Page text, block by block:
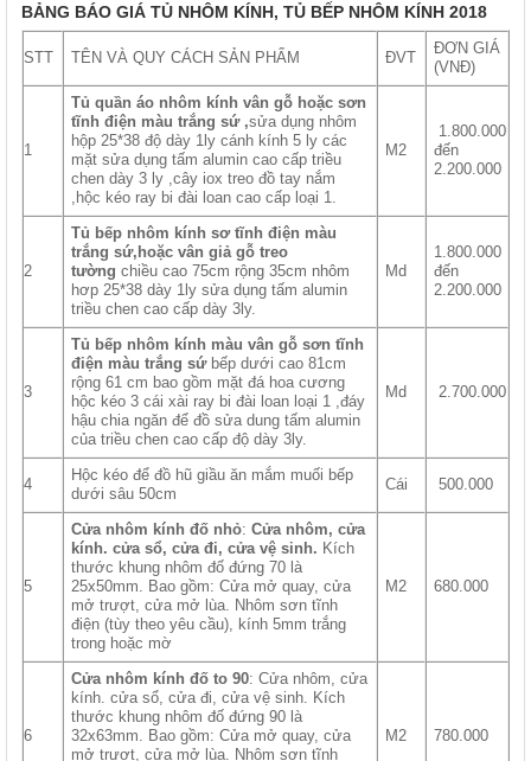
BẢNG BÁO GIÁ TỦ NHÔM KÍNH, TỦ BẾP NHÔM KÍNH 2018
STT TÊN VÀ QUY CÁCH SẢN PHẨM ĐVT
ĐƠN GIÁ
(VNĐ)
1
Tủ quần áo nhôm kính vân gỗ hoặc sơn
tĩnh điện màu trắng sứ ,sửa dụng nhôm
hộp 25*38 độ dày 1ly cánh kính 5 ly các
mặt sửa dụng tấm alumin cao cấp triều
chen dày 3 ly ,cây iox treo đồ tay nắm
,hộc kéo ray bi đài loan cao cấp loại 1.
M2
1.800.000
đến
2.200.000
2
Tủ bếp nhôm kính sơ tĩnh điện màu
trắng sứ,hoặc vân giả gỗ treo
tườngchiều cao 75cm rộng 35cm nhôm
hơp 25*38 dày 1ly sửa dụng tấm alumin
triều chen cao cấp dày 3ly.
Md
1.800.000
đến
2.200.000
3
Tủ bếp nhôm kính màu vân gỗ sơn tĩnh
điện màu trắng sứ bếp dưới cao 81cm
rộng 61 cm bao gồm mặt đá hoa cương
hộc kéo 3 cái xài ray bi đài loan loại 1 ,đáy
hậu chia ngăn để đồ sửa dung tấm alumin
của triều chen cao cấp độ dày 3ly.
Md 2.700.000
4
Hộc kéo để đồ hũ giầu ăn mắm muối bếp
dưới sâu 50cm
Cái 500.000
5
Cửa nhôm kính đố nhỏ:Cửa nhôm, cửa
kính. cửa sổ, cửa đi, cửa vệ sinh. Kích
thước khung nhôm đố đứng 70 là
25x50mm. Bao gồm: Cửa mở quay, cửa
mở trượt, cửa mở lùa. Nhôm sơn tĩnh
điện (tùy theo yêu cầu), kính 5mm trắng
trong hoặc mờ
M2 680.000
6
Cửa nhôm kính đố to 90: Cửa nhôm, cửa
kính. cửa sổ, cửa đi, cửa vệ sinh. Kích
thước khung nhôm đố đứng 90 là
32x63mm. Bao gồm: Cửa mở quay, cửa
mở trượt, cửa mở lùa. Nhôm sơn tĩnh
M2 780.000